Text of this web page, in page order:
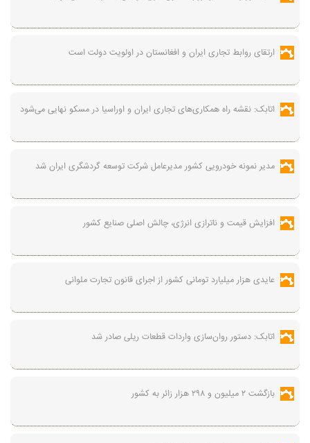
ارتقای روابط تجاری ایران و افغانستان در اولویت دولت است
اتابک: نقشه راه همکاری‌های تجاری ایران و اوراسیا در مسکو نهایی می‌شود
مدیر نمونه خودرویی کشور مدیرعامل شرکت توسعه گردشگری ایران شد
افزایش قیمت و ناترازی انرژی، چالش اصلی صنایع کشور
عایدی هزار میلیارد تومانی کشور از اجرای قانون تجارت ملوانی
اتابک: دستور روان‌سازی واردات قطعات ریلی صادر شد
بازگشت ۲ میلیون و ۲۹۸ هزار زائر به کشور